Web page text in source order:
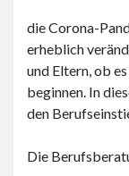
die Corona-
erheblich
und Eltern, ob
beginnen. In
den
Die